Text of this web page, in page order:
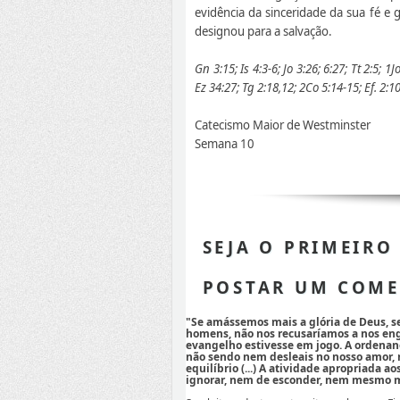
evidência da sinceridade da sua fé e
designou para a salvação.
Gn 3:15; Is 4:3-6; Jo 3:26; 6:27; Tt 2:5;
Ez 34:27; Tg 2:18,12; 2Co 5:14-15; Ef.
Catecismo Maior de Westminster
Semana 10
SEJA O PRIMEIRO
POSTAR UM
"Se amássemos mais a glória de Deus,
homens, não nos recusaríamos a nos
evangelho estivesse em jogo. A
não sendo nem desleais no nosso
equilíbrio (...) A atividade apropriada
ignorar, nem de esconder, nem